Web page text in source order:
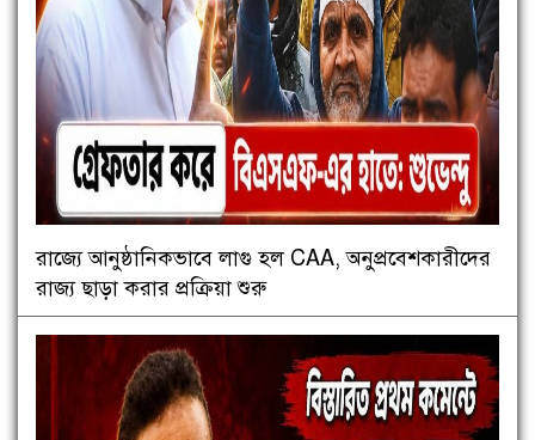
রাজ্যে আনুষ্ঠানিকভাবে লাগু হল CAA, অনুপ্রবেশকারীদের
রাজ্য ছাড়া করার প্রক্রিয়া শুরু